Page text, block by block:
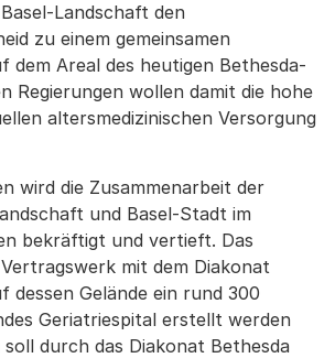
Landschaft den
zu einem gemeinsamen
dem Areal des heutigen Bethesda-
Regierungen wollen damit die hohe
altersmedizinischen Versorgung
wird die Zusammenarbeit der
und Basel-Stadt im
bekräftigt und vertieft. Das
mit dem Diakonat
dessen Gelände ein rund 300
Geriatriespital erstellt werden
durch das Diakonat Bethesda